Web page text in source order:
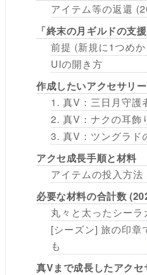
アイテム等の返還
「終末の月ギルドの支
前提 (新規に1つめ
UIの開き方
作成したいアクセサリ
1. 真V：三日月守護
2. 真V：ナクの耳飾
3. 真V：ツングラド
アクセ成長手順と材料
アイテムの投入方法
必要な材料の合計数
丸々と太ったシー
[シーズン] 旅の印章
も
真Vまで成長したアク